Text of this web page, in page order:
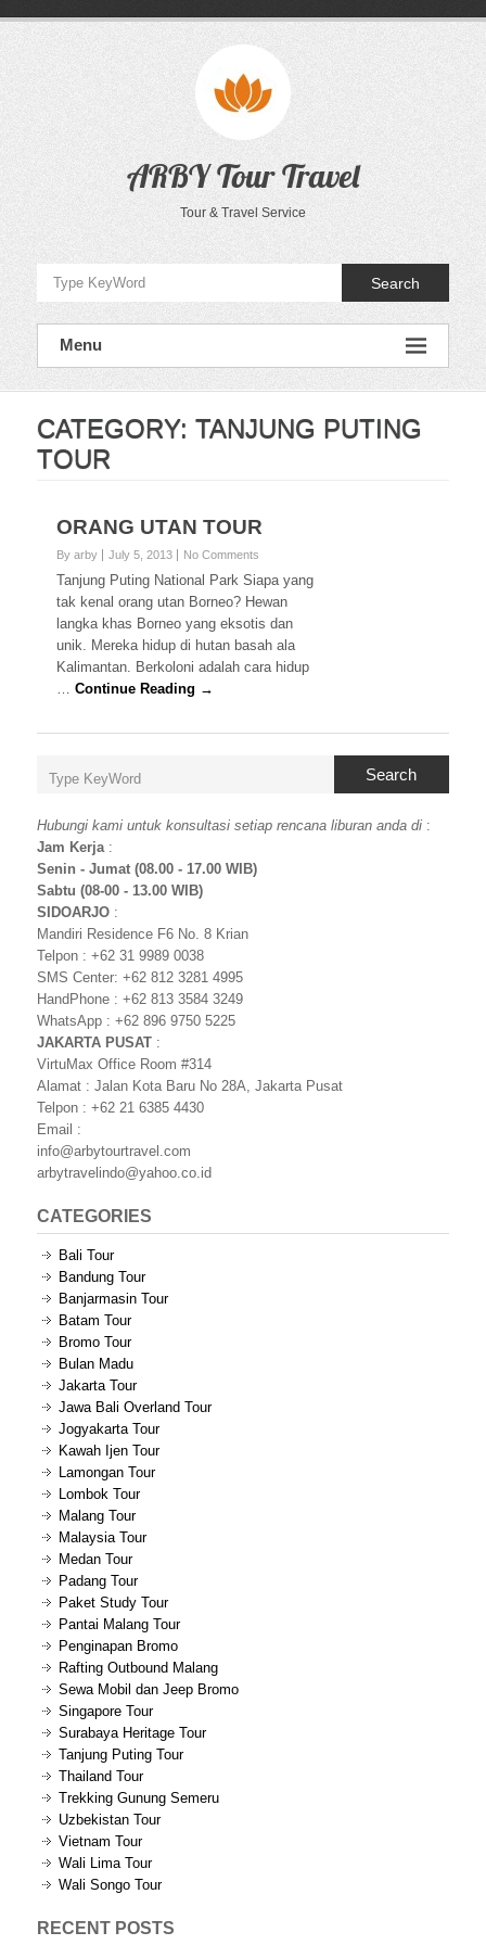
ARBY Tour Travel
Tour & Travel Service
Search
Menu
CATEGORY: TANJUNG PUTING
TOUR
ORANG UTAN TOUR
By arby July 5, 2013 No Comments
Tanjung Puting National Park Siapa yang
tak kenal orang utan Borneo? Hewan
langka khas Borneo yang eksotis dan
unik. Mereka hidup di hutan basah ala
Kalimantan. Berkoloni adalah cara hidup
…Continue Reading →
Search
Hubungi kami untuk konsultasi setiap rencana liburan anda di :
Jam Kerja:
Senin - Jumat (08.00 - 17.00 WIB)
Sabtu (08-00 - 13.00 WIB)
SIDOARJO :
Mandiri Residence F6 No. 8 Krian
Telpon : +62 31 9989 0038
SMS Center: +62 812 3281 4995
HandPhone : +62 813 3584 3249
WhatsApp : +62 896 9750 5225
JAKARTA PUSAT :
VirtuMax Office Room #314
Alamat : Jalan Kota Baru No 28A, Jakarta Pusat
Telpon : +62 21 6385 4430
Email :
info@arbytourtravel.com
arbytravelindo@yahoo.co.id
CATEGORIES
Bali Tour
Bandung Tour
Banjarmasin Tour
Batam Tour
Bromo Tour
Bulan Madu
Jakarta Tour
Jawa Bali Overland Tour
Jogyakarta Tour
Kawah Ijen Tour
Lamongan Tour
Lombok Tour
Malang Tour
Malaysia Tour
Medan Tour
Padang Tour
Paket Study Tour
Pantai Malang Tour
Penginapan Bromo
Rafting Outbound Malang
Sewa Mobil dan Jeep Bromo
Singapore Tour
Surabaya Heritage Tour
Tanjung Puting Tour
Thailand Tour
Trekking Gunung Semeru
Uzbekistan Tour
Vietnam Tour
Wali Lima Tour
Wali Songo Tour
RECENT POSTS